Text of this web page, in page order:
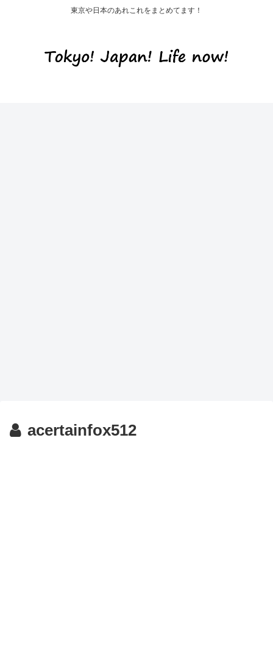
東京や日本のあれこれをまとめてます！
acertainfox512